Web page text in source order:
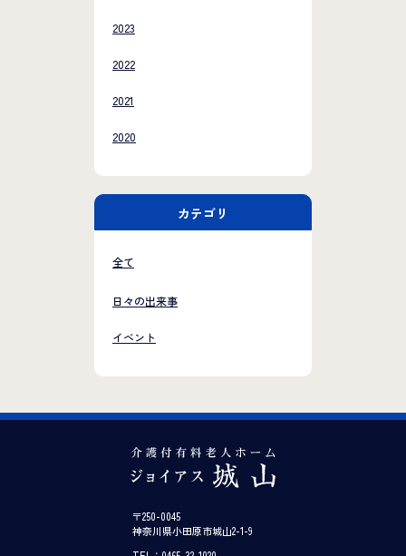
2023
2022
2021
2020
カテゴリ
全て
日々の出来事
イベント
〒250-0045
神奈川県小田原市城山2-1-9